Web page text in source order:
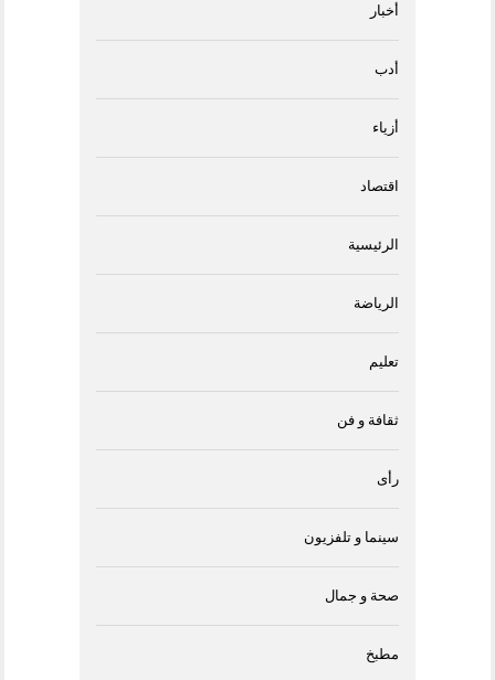
أخبار
أدب
أزياء
اقتصاد
الرئيسية
الرياضة
تعليم
ثقافة و فن
رأى
سينما و تلفزيون
صحة و جمال
مطبخ